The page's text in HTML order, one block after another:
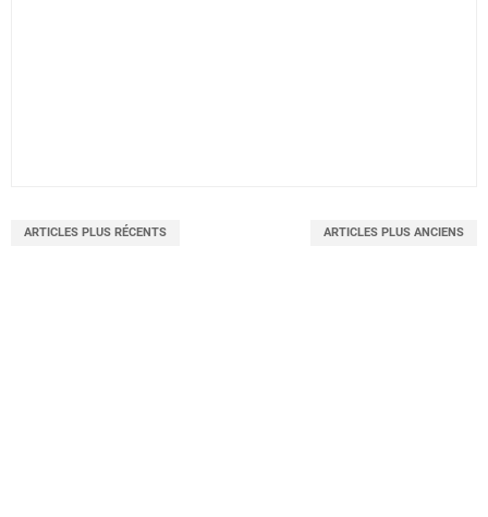
ARTICLES PLUS RÉCENTS ARTICLES PLUS ANCIENS